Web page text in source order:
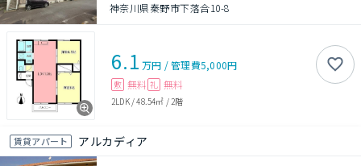
神奈川県秦野市下落合10-8
6.1 万円 /管理費5,000円
敷 無料 礼 無料
2LDK/48.54㎡ / 2階
賃貸アパート アルカディア